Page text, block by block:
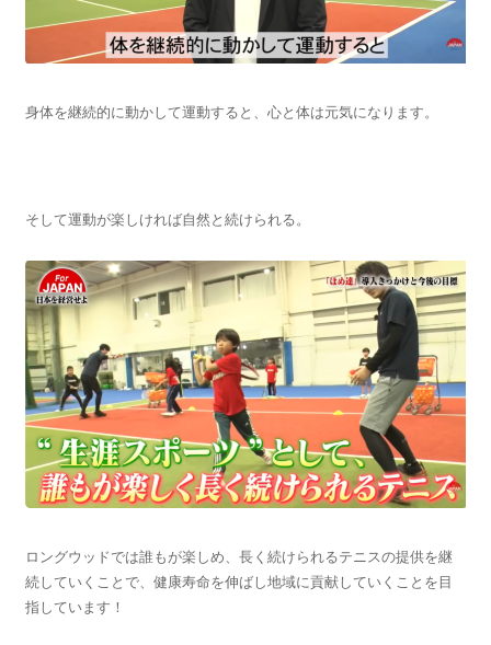
身体を継続的に動かして運動すると、心と体は元気になります。
そして運動が楽しければ自然と続けられる。
ロングウッドでは誰もが楽しめ、長く続けられるテニスの提供を継
続していくことで、健康寿命を伸ばし地域に貢献していくことを目
指しています！